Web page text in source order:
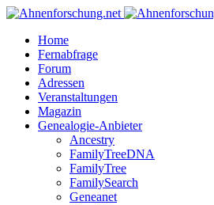
Home
Fernabfrage
Forum
Adressen
Veranstaltungen
Magazin
Genealogie-Anbieter
Ancestry
FamilyTreeDNA
FamilyTree
FamilySearch
Geneanet